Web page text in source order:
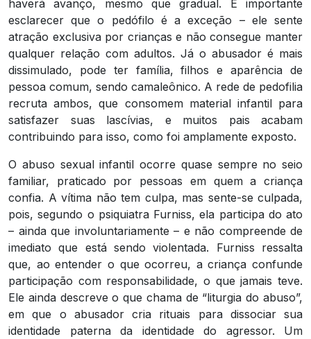
haverá avanço, mesmo que gradual. É importante
esclarecer que o pedófilo é a exceção – ele sente
atração exclusiva por crianças e não consegue manter
qualquer relação com adultos. Já o abusador é mais
dissimulado, pode ter família, filhos e aparência de
pessoa comum, sendo camaleônico. A rede de pedofilia
recruta ambos, que consomem material infantil para
satisfazer suas lascívias, e muitos pais acabam
contribuindo para isso, como foi amplamente exposto.
O abuso sexual infantil ocorre quase sempre no seio
familiar, praticado por pessoas em quem a criança
confia. A vítima não tem culpa, mas sente-se culpada,
pois, segundo o psiquiatra Furniss, ela participa do ato
– ainda que involuntariamente – e não compreende de
imediato que está sendo violentada. Furniss ressalta
que, ao entender o que ocorreu, a criança confunde
participação com responsabilidade, o que jamais teve.
Ele ainda descreve o que chama de “liturgia do abuso”,
em que o abusador cria rituais para dissociar sua
identidade paterna da identidade do agressor. Um